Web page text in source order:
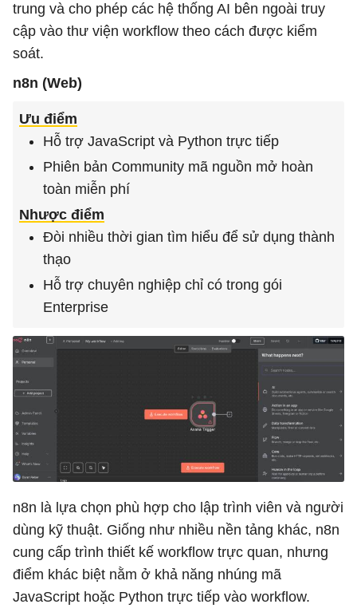
trung và cho phép các hệ thống AI bên ngoài truy
cập vào thư viện workflow theo cách được kiểm
soát.
n8n (Web)
Ưu điểm
Hỗ trợ JavaScript và Python trực tiếp
Phiên bản Community mã nguồn mở hoàn
toàn miễn phí
Nhược điểm
Đòi nhiều thời gian tìm hiểu để sử dụng thành
thạo
Hỗ trợ chuyên nghiệp chỉ có trong gói
Enterprise
n8n là lựa chọn phù hợp cho lập trình viên và người
dùng kỹ thuật. Giống như nhiều nền tảng khác, n8n
cung cấp trình thiết kế workflow trực quan, nhưng
điểm khác biệt nằm ở khả năng nhúng mã
JavaScript hoặc Python trực tiếp vào workflow.